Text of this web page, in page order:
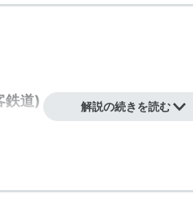
鉄道)
道
解説の続きを読む